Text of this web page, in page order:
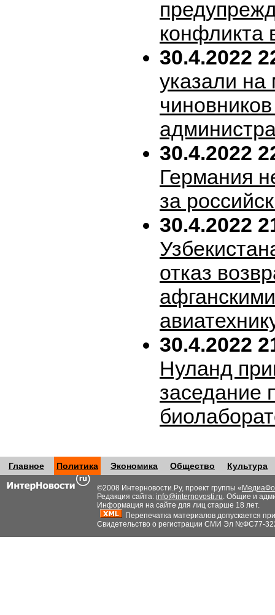
конфликта
30.4.2022
указали на
30.4.2022
Германия
за
30.4.2022
отказ
30.4.2022
Нуланд
заседание
Главное Политика Экономика Общество Культура
©2008 Интерновости.Ру, проект группы «
Редакция сайта: info@internovosti.ru. Общие и
Информация на сайте для лиц старше 18 лет.
Перепечатка материалов допускается
Свидетельство о регистрации СМИ Эл №ФС77-